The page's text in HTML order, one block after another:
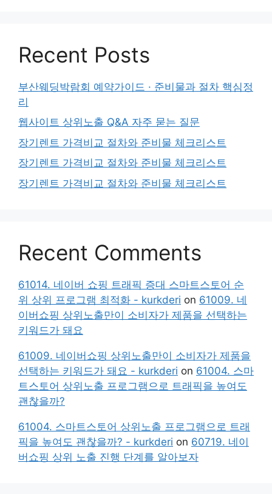
Recent Posts
부산웨딩박람회 예약가이드 · 준비물과 절차 핵심정
리
웹사이트 상위노출 Q&A 자주 묻는 질문
장기렌트 가격비교 절차와 준비물 체크리스트
장기렌트 가격비교 절차와 준비물 체크리스트
장기렌트 가격비교 절차와 준비물 체크리스트
Recent Comments
61014. 네이버 쇼핑 트래픽 증대 스마트스토어 순
위 상위 프로그램 최적화 - kurkderi on 61009. 네
이버쇼핑 상위노출만이 소비자가 제품을 선택하는
키워드가 돼요
61009. 네이버쇼핑 상위노출만이 소비자가 제품을
선택하는 키워드가 돼요 - kurkderi on 61004. 스마
트스토어 상위노출 프로그램으로 트래픽을 높여도
괜찮을까?
61004. 스마트스토어 상위노출 프로그램으로 트래
픽을 높여도 괜찮을까? - kurkderi on 60719. 네이
버쇼핑 상위 노출 진행 단계를 알아보자